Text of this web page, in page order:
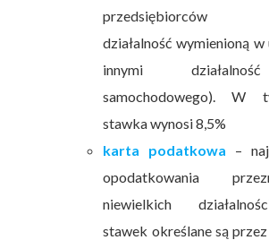
przedsiębiorców
działalność wymienioną
innymi
samochodowego). W
stawka wynosi 8,5%
karta podatkowa –
opodatkowania
niewielkich
stawek określane są